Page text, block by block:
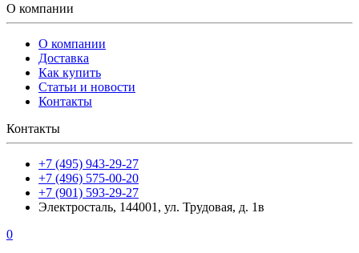
О компании
О компании
Доставка
Как купить
Статьи и новости
Контакты
Контакты
+7 (495) 943-29-27
+7 (496) 575-00-20
+7 (901) 593-29-27
Электросталь, 144001, ул. Трудовая, д. 1в
0